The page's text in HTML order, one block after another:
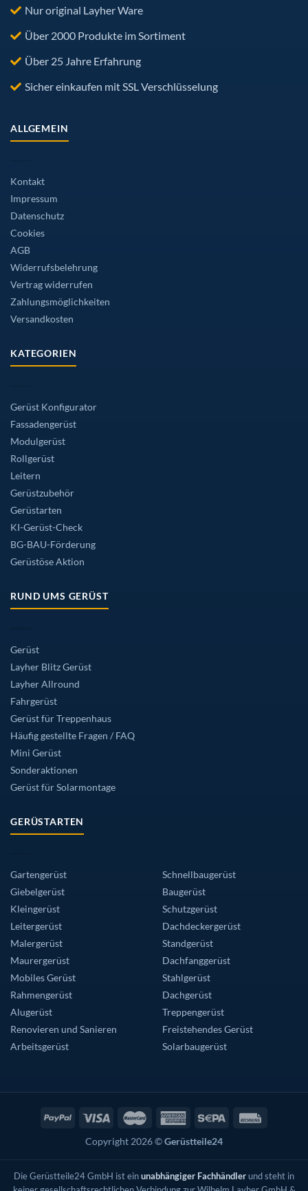
Nur original Layher Ware
Über 2000 Produkte im Sortiment
Über 25 Jahre Erfahrung
Sicher einkaufen mit SSL Verschlüsselung
ALLGEMEIN
Kontakt
Impressum
Datenschutz
Cookies
AGB
Widerrufsbelehrung
Vertrag widerrufen
Zahlungsmöglichkeiten
Versandkosten
KATEGORIEN
Gerüst Konfigurator
Fassadengerüst
Modulgerüst
Rollgerüst
Leitern
Gerüstzubehör
Gerüstarten
KI-Gerüst-Check
BG-BAU-Förderung
Gerüstöse Aktion
RUND UMS GERÜST
Gerüst
Layher Blitz Gerüst
Layher Allround
Fahrgerüst
Gerüst für Treppenhaus
Häufig gestellte Fragen / FAQ
Mini Gerüst
Sonderaktionen
Gerüst für Solarmontage
GERÜSTARTEN
Gartengerüst
Giebelgerüst
Kleingerüst
Leitergerüst
Malergerüst
Maurergerüst
Mobiles Gerüst
Rahmengerüst
Alugerüst
Renovieren und Sanieren
Arbeitsgerüst
Schnellbaugerüst
Baugerüst
Schutzgerüst
Dachdeckergerüst
Standgerüst
Dachfanggerüst
Stahlgerüst
Dachgerüst
Treppengerüst
Freistehendes Gerüst
Solarbaugerüst
Copyright 2026 ©Gerüstteile24
Die Gerüstteile24 GmbH ist ein unabhängiger Fachhändler und steht in